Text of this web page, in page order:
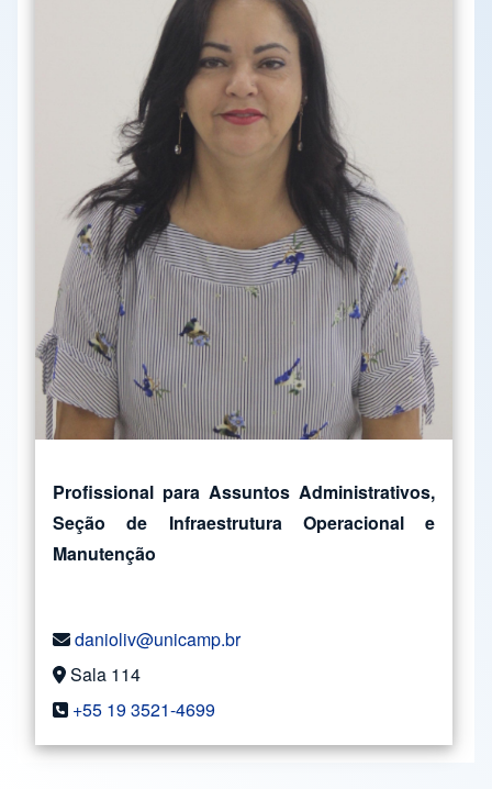
Profissional para Assuntos Administrativos,
Seção de Infraestrutura Operacional e
Manutenção
danioliv@unicamp.br
Sala 114
+55 19 3521-4699